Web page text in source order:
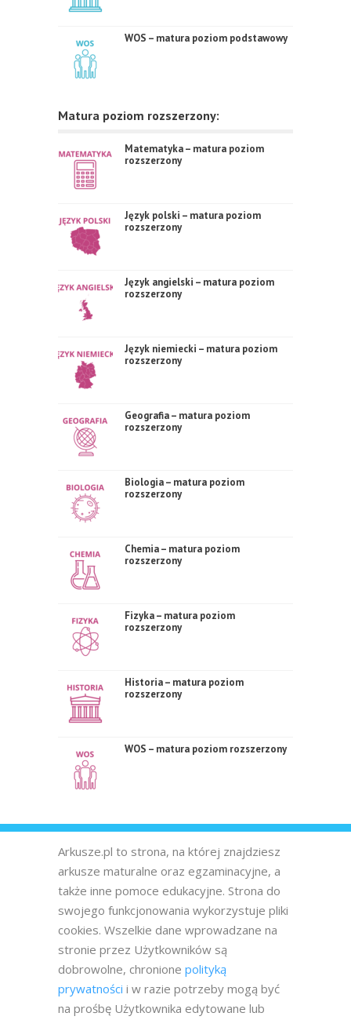
WOS – matura poziom podstawowy
Matura poziom rozszerzony:
Matematyka – matura poziom
rozszerzony
Język polski – matura poziom
rozszerzony
Język angielski – matura poziom
rozszerzony
Język niemiecki – matura poziom
rozszerzony
Geografia – matura poziom
rozszerzony
Biologia – matura poziom
rozszerzony
Chemia – matura poziom
rozszerzony
Fizyka – matura poziom
rozszerzony
Historia – matura poziom
rozszerzony
WOS – matura poziom rozszerzony
Arkusze.pl to strona, na której znajdziesz
arkusze maturalne oraz egzaminacyjne, a
także inne pomoce edukacyjne. Strona do
swojego funkcjonowania wykorzystuje pliki
cookies. Wszelkie dane wprowadzane na
stronie przez Użytkowników są
dobrowolne, chronione polityką
prywatności i w razie potrzeby mogą być
na prośbę Użytkownika edytowane lub